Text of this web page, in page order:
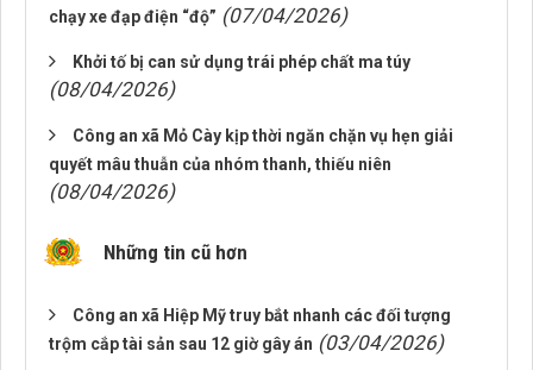
chạy xe đạp điện “độ” (07/04/2026)
Khởi tố bị can sử dụng trái phép chất ma túy
(08/04/2026)
Công an xã Mỏ Cày kịp thời ngăn chặn vụ hẹn giải
quyết mâu thuẫn của nhóm thanh, thiếu niên
(08/04/2026)
Những tin cũ hơn
Công an xã Hiệp Mỹ truy bắt nhanh các đối tượng
trộm cắp tài sản sau 12 giờ gây án (03/04/2026)